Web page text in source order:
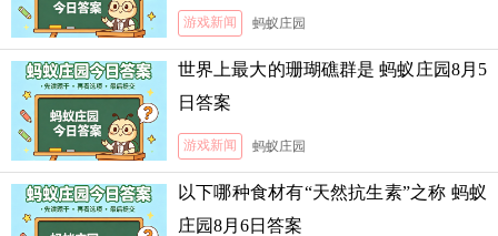
霜的难度
游戏新闻 蚂蚁庄园
世界上最大的珊瑚礁群是 蚂蚁庄园8月5
日答案
游戏新闻 蚂蚁庄园
以下哪种食材有“天然抗生素”之称 蚂蚁
庄园8月6日答案